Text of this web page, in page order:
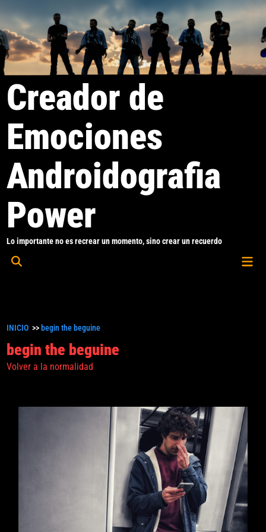
al
contenido
Creador de
Emociones
Androidografia
Power
Lo importante no es recrear un momento, sino crear un recuerdo
Abrir
INICIO >> begin the beguine
begin the beguine
Volver a la normalidad